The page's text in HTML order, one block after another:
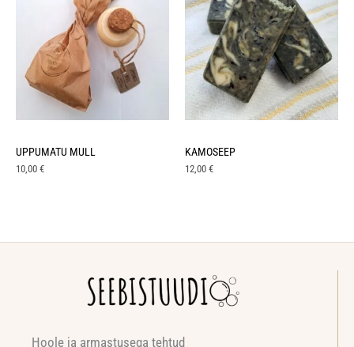
UPPUMATU MULL
10,00 €
KAMOSEEP
12,00 €
Hoole ja armastusega tehtud